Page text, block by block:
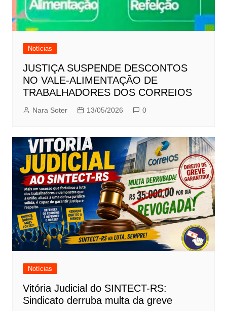
Notícias
JUSTIÇA SUSPENDE DESCONTOS
NO VALE-ALIMENTAÇÃO DE
TRABALHADORES DOS CORREIOS
Nara Soter 13/05/2026 0
Notícias
Vitória Judicial do SINTECT-RS:
Sindicato derruba multa da greve